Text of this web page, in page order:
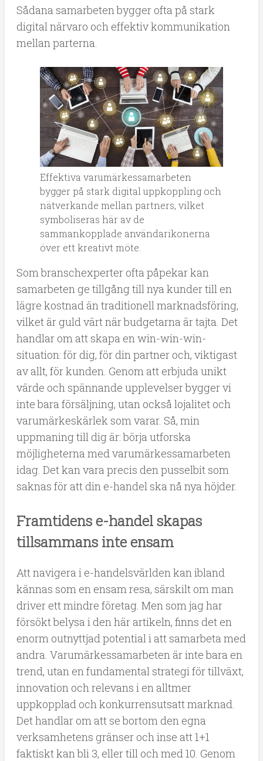
Sådana samarbeten bygger ofta på stark
digital närvaro och effektiv kommunikation
mellan parterna.
Effektiva varumärkessamarbeten
bygger på stark digital uppkoppling och
nätverkande mellan partners, vilket
symboliseras här av de
sammankopplade användarikonerna
över ett kreativt möte.
Som branschexperter ofta påpekar kan
samarbeten ge tillgång till nya kunder till en
lägre kostnad än traditionell marknadsföring,
vilket är guld värt när budgetarna är tajta. Det
handlar om att skapa en win-win-win-
situation: för dig, för din partner och, viktigast
av allt, för kunden. Genom att erbjuda unikt
värde och spännande upplevelser bygger vi
inte bara försäljning, utan också lojalitet och
varumärkeskärlek som varar. Så, min
uppmaning till dig är: börja utforska
möjligheterna med varumärkessamarbeten
idag. Det kan vara precis den pusselbit som
saknas för att din e-handel ska nå nya höjder.
Framtidens e-handel skapas
tillsammans inte ensam
Att navigera i e-handelsvärlden kan ibland
kännas som en ensam resa, särskilt om man
driver ett mindre företag. Men som jag har
försökt belysa i den här artikeln, finns det en
enorm outnyttjad potential i att samarbeta med
andra. Varumärkessamarbeten är inte bara en
trend, utan en fundamental strategi för tillväxt,
innovation och relevans i en alltmer
uppkopplad och konkurrensutsatt marknad.
Det handlar om att se bortom den egna
verksamhetens gränser och inse att 1+1
faktiskt kan bli 3, eller till och med 10. Genom